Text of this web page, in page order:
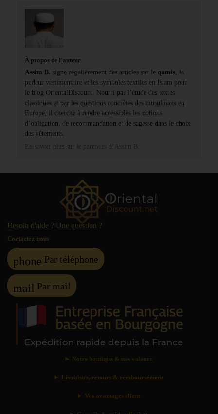
À propos de l’auteur
Assim B. signe régulièrement des articles sur le qamis, la
pudeur vestimentaire et les symboles textiles en Islam pour
le blog OrientalDiscount. Nourri par l’étude des textes
classiques et par les questions concrètes des musulmans en
Europe, il cherche à rendre accessibles les notions
d’obligation, de recommandation et de sagesse dans le choix
des vêtements.
En savoir plus sur le parcours d’Assim B.
Besoin d'aide ? Une question ?
Contactez-nous
phone Par téléphone
mail Par mail
Notre boutique & nos valeurs
Livraison, retours & remboursement
Vos avantages client